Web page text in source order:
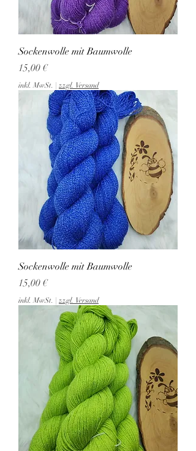
Sockenwolle mit Baumwolle
Preis
15,00 €
inkl. MwSt. | zzgl. Versand
Sockenwolle mit Baumwolle
Preis
15,00 €
inkl. MwSt. | zzgl. Versand